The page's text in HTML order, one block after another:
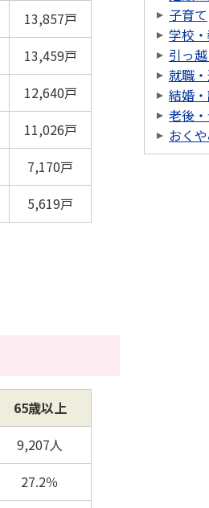
13,857戸
13,459戸
12,640戸
11,026戸
7,170戸
5,619戸
65歳以上
9,207人
27.2％
子育て
学校
引っ
就職
結婚
老後
おく